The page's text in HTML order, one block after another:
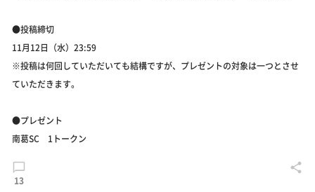
●投稿締切
11月12日（水）23:59
※投稿は何回していただいても結構ですが、プレゼントの対象は一つとさせ
ていただきます。
●プレゼント
南葛SC 1トークン
13